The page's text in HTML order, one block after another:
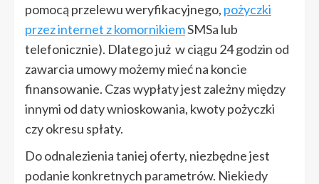
pomocą przelewu weryfikacyjnego, pożyczki
przez internet z komornikiemSMSa lub
telefonicznie). Dlatego już w ciągu 24 godzin od
zawarcia umowy możemy mieć na koncie
finansowanie. Czas wypłaty jest zależny między
innymi od daty wnioskowania, kwoty pożyczki
czy okresu spłaty.
Do odnalezienia taniej oferty, niezbędne jest
podanie konkretnych parametrów. Niekiedy